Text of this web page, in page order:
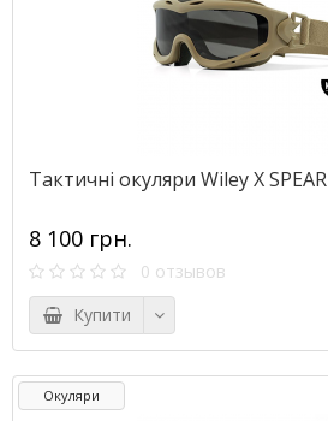
Тактичні окуляри Wiley X SPEAR
8 100 грн.
0 отзывов
Купити
Окуляри